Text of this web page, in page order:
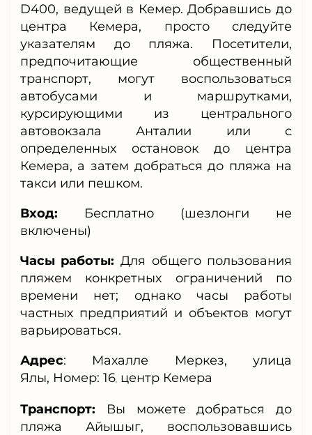
D400, ведущей в Кемер. Добравшись до
центра Кемера, просто следуйте
указателям до пляжа. Посетители,
предпочитающие общественный
транспорт, могут воспользоваться
автобусами и маршрутками,
курсирующими из центрального
автовокзала Анталии или с
определенных остановок до центра
Кемера, а затем добраться до пляжа на
такси или пешком.
Вход: Бесплатно (шезлонги не
включены)
Часы работы: Для общего пользования
пляжем конкретных ограничений по
времени нет; однако часы работы
частных предприятий и объектов могут
варьироваться.
Адрес: Махалле Меркез, улица
Ялы, Номер: 16,центр Кемера
Транспорт:
Вы можете добраться до
пляжа Айышыг, воспользовавшись